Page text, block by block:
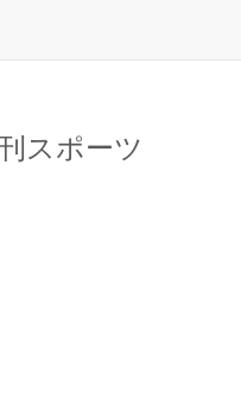
スポーツ